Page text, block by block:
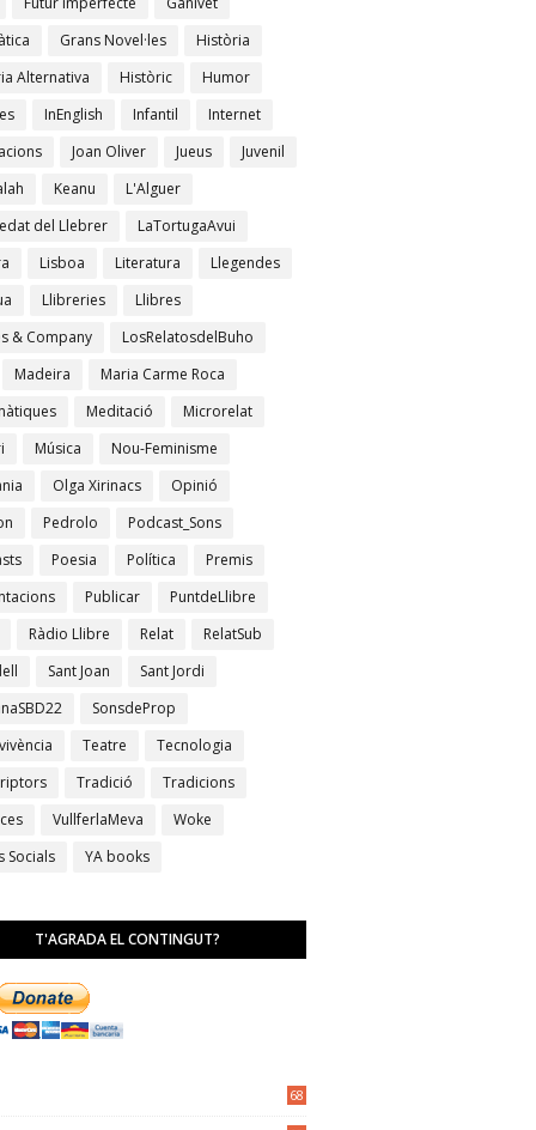
Grans Novel·les
Història
Alternativa
Històric
Humor
InEnglish Infantil
Internet
Joan Oliver Jueus
Juvenil
Keanu
L'Alguer
del Llebrer
LaTortugaAvui
Lisboa Literatura
Llegendes
Llibreries
Llibres
& Company
LosRelatosdelBuho
Madeira
Maria Carme Roca
Meditació
Microrelat
Música
Nou-Feminisme
Olga Xirinacs
Opinió
Pedrolo
Podcast_Sons
Poesia Política
Premis
Publicar
PuntdeLlibre
Ràdio Llibre Relat
RelatSub
Sant Joan
Sant Jordi
SonsdeProp
Teatre
Tecnologia
Tradició
Tradicions
VullferlaMeva
Woke
Socials
YA books
T'AGRADA EL CONTINGUT?
68